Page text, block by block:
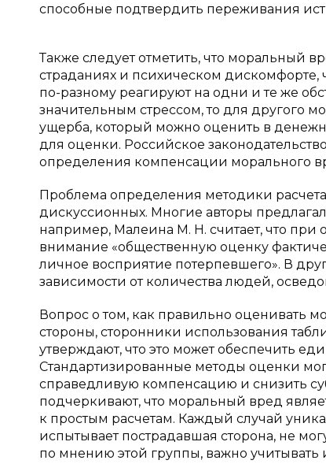
способные подтвердить переживания
Также следует отметить, что моральный
страданиях и психическом
по-разному реагируют на одни и те же
значительным стрессом, то для другого
ущерба, который можно оценить в
для оценки. Российское
определения компенсации морального
Проблема определения методики
дискуссионных. Многие авторы
например, Малеина М. Н. считает, что
внимание «общественную оценку
личное восприятие потерпевшего». В
зависимости от количества людей,
Вопрос о том, как правильно оценивать
стороны, сторонники использования
утверждают, что это может обеспечить
Стандартизированные методы оценки
справедливую компенсацию и снизить
подчеркивают, что моральный вред
к простым расчетам. Каждый случай
испытывает пострадавшая сторона, не
по мнению этой группы, важно учитывать